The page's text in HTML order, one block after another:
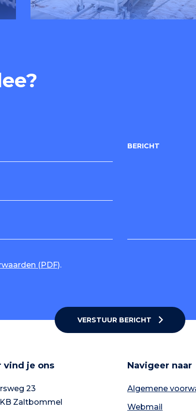
BERICHT
(PDF).
VERSTUUR BERICHT
vind je ons
23
Zaltbommel
Navigeer naar
Algemene
Webmail